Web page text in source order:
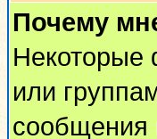
Почему
Некоторые
или
сообщения